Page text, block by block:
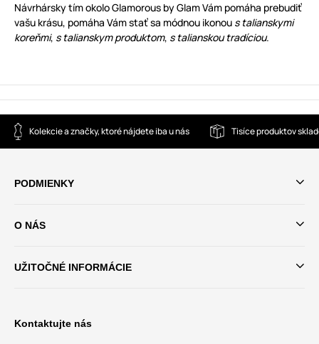
Návrhársky tím okolo Glamorous by Glam Vám pomáha prebudiť
vašu krásu, pomáha Vám stať sa módnou ikonou s talianskymi
koreňmi, s talianskym produktom, s talianskou tradíciou.
Kolekcie a značky, ktoré nájdete iba u nás Tisíce produktov
PODMIENKY
O NÁS
UŽITOČNÉ INFORMÁCIE
Kontaktujte nás